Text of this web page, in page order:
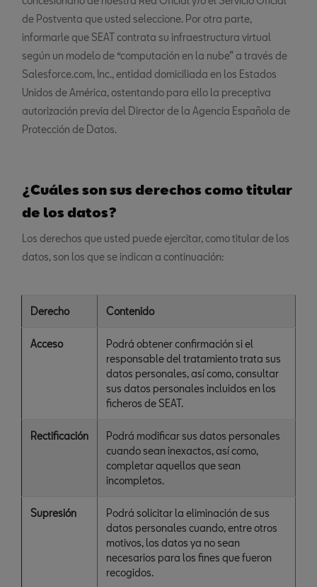
de Postventa que usted seleccione. Por otra parte,
informarle que SEAT contrata su infraestructura virtual
según un modelo de “computación en la nube” a través de
Salesforce.com, Inc., entidad domiciliada en los Estados
Unidos de América, ostentando para ello la preceptiva
autorización previa del Director de la Agencia Española de
Protección de Datos.
¿Cuáles son sus derechos como titular
de los datos?
Los derechos que usted puede ejercitar, como titular de los
datos, son los que se indican a continuación:
Derecho Contenido
Acceso
Podrá obtener confirmación si el
responsable del tratamiento trata sus
datos personales, así como, consultar
sus datos personales incluidos en los
ficheros de SEAT.
Rectificación
Podrá modificar sus datos personales
cuando sean inexactos, así como,
completar aquellos que sean
incompletos.
Supresión
Podrá solicitar la eliminación de sus
datos personales cuando, entre otros
motivos, los datos ya no sean
necesarios para los fines que fueron
recogidos.